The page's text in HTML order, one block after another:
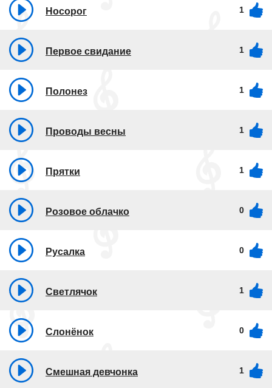
Носорог 1
Первое свидание 1
Полонез 1
Проводы весны 1
Прятки 1
Розовое облачко 0
Русалка 0
Светлячок 1
Слонёнок 0
Смешная девчонка 1